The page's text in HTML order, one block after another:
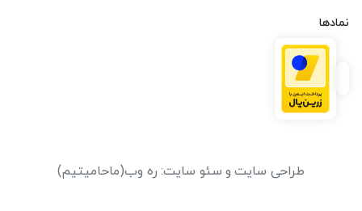
نمادها
طراحی سایت و سئو سایت: ره وب(ماحامیتیم)